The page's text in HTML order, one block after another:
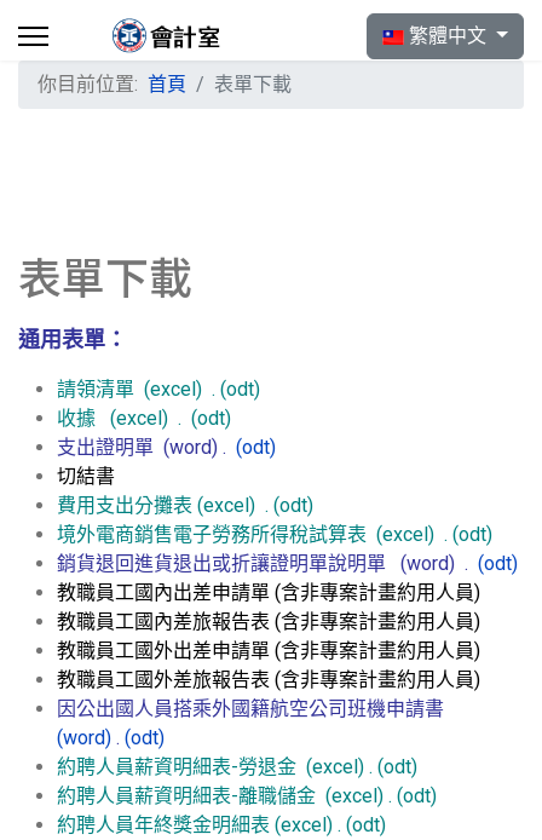
選擇你的語言
繁體中文
你目前位置: 首頁 表單下載
表單下載
通用表單：
請領清單 (excel) . (odt)
收據
(excel) . (odt)
支出證明單 (word) . (odt)
切結書
費用支出分攤表 (excel) . (odt)
境外電商銷售電子勞務所得稅試算表 (excel) . (odt)
銷貨退回進貨退出或折讓證明單說明單 (word) . (odt)
教職員工國內出差申請單 (含非專案計畫約用人員)
教職員工國內差旅報告表 (含非專案計畫約用人員)
教職員工國外出差申請單 (含非專案計畫約用人員)
教職員工國外差旅報告表 (含非專案計畫約用人員)
因公出國人員搭乘外國籍航空公司班機申請書
(word) . (odt)
約聘人員薪資明細表-勞退金 (excel) . (odt)
約聘人員薪資明細表-離職儲金 (excel) . (odt)
約聘人員年終獎金明細表 (excel) . (odt)